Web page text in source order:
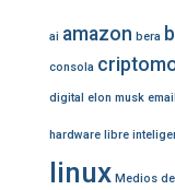
ai amazon bera
consola
digital elon musk email
hardware libre
linux Medios